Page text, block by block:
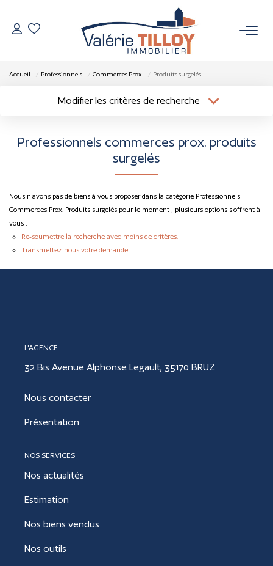
VENDRE
L’AGENCE
Nos Actualités
Nos Outils
Accueil Professionnels Commerces Prox. Produits surgelés
Modifier les critères de recherche
Budget max
Professionnels commerces prox. produits
surgelés
Nous n'avons pas de biens à vous proposer dans la catégorie Professionnels
Commerces Prox. Produits surgelés pour le moment , plusieurs options s'offrent à
vous :
Re-soumettre la recherche avec moins de critères.
Transmettez-nous votre demande
L'AGENCE
32 Bis Avenue Alphonse Legault, 35170 BRUZ
Nous contacter
Présentation
NOS SERVICES
Nos actualités
Estimation
Nos biens vendus
Nos outils